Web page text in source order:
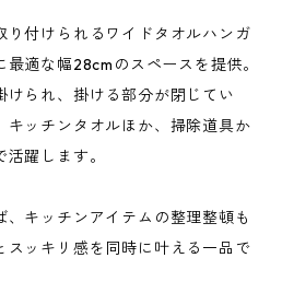
り付けられるワイドタオルハンガ
適な幅28cmのスペースを提供。
けられ、掛ける部分が閉じてい
キッチンタオルほか、掃除道具か
躍します。
キッチンアイテムの整理整頓も
スッキリ感を同時に叶える一品で